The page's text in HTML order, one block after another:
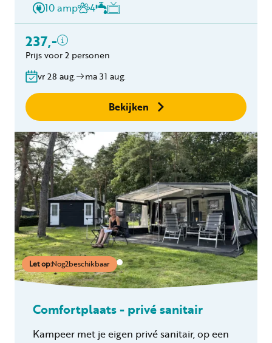
10 amp
4
237,-
Privé sanitair
Verblijfskosten
binnen 24 uur
Geen boekingskosten
Prijs voor 2 personen
vr 28 aug. ma 31 aug.
Bekijken
Let op:Nog2beschikbaar
Comfortplaats - privé sanitair
Kampeer met je eigen privé sanitair, op een